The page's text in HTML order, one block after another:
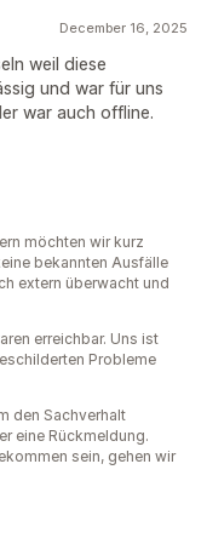
December 16, 2025
weil diese
und war für uns
war auch offline.
möchten wir kurz
bekannten Ausfälle
extern überwacht und
erreichbar. Uns ist
Probleme
den Sachverhalt
eine Rückmeldung.
sein, gehen wir